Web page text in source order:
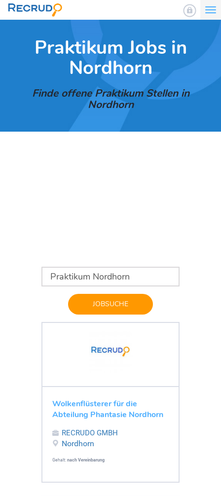
Praktikum Jobs in
Nordhorn
Finde offene Praktikum Stellen in
Nordhorn
JOBSUCHE
Wolkenflüsterer für die
Abteilung Phantasie Nordhorn
RECRUDO GMBH
Nordhorn
Gehalt: nach Vereinbarung